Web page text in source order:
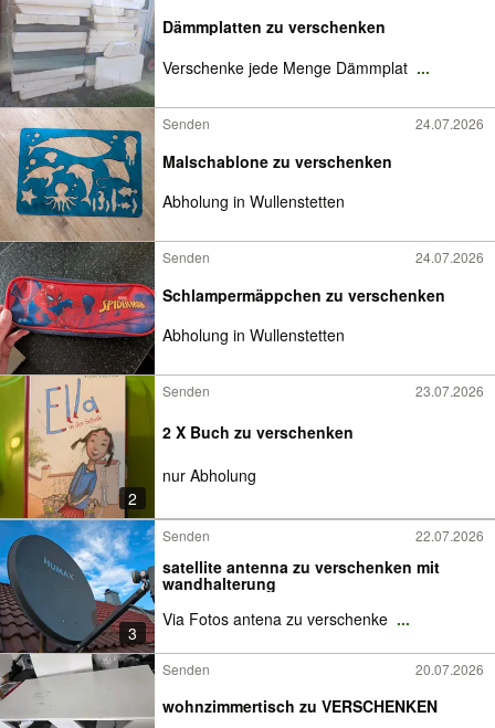
Dämmplatten zu verschenken
Verschenke jede Menge Dämmplat ...
Senden 24.07.2026
Malschablone zu verschenken
Abholung in Wullenstetten
Senden 24.07.2026
Schlampermäppchen zu verschenken
Abholung in Wullenstetten
2
Senden 23.07.2026
2 X Buch zu verschenken
nur Abholung
3
Senden 22.07.2026
satellite antenna zu verschenken mit
wandhalterung
Via Fotos antena zu verschenke ...
Senden 20.07.2026
wohnzimmertisch zu VERSCHENKEN